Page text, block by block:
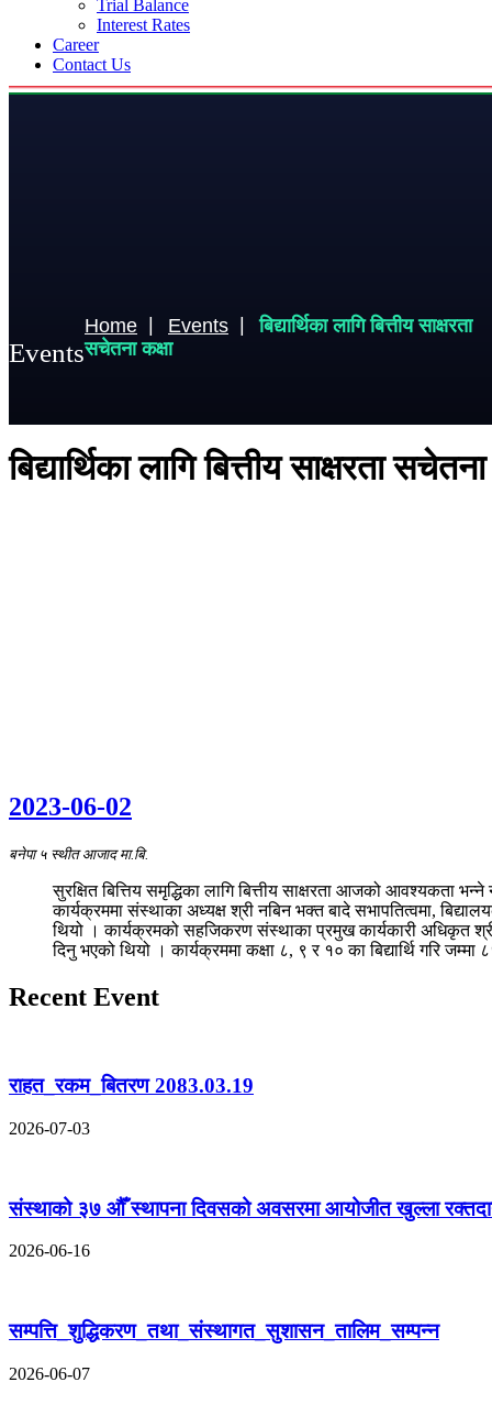
Trial Balance
Interest Rates
Career
Contact Us
Events
Home Events
बिद्यार्थिका लागि बित्तीय साक्षरता
सचेतना कक्षा
बिद्यार्थिका लागि बित्तीय साक्षरता
2023-06-02
बनेपा ५ स्थीत आजाद मा.बि.
सुरक्षित बित्तिय समृद्धिका लागि बित्तीय साक्षरता आजको आवश्यकता
कार्यक्रममा संस्थाका अध्यक्ष श्री नबिन भक्त बादे सभापतित्वमा,
थियो । कार्यक्रमको सहजिकरण संस्थाका प्रमुख कार्यकारी अधिकृत श्री
दिनु भएको थियो । कार्यक्रममा कक्षा ८, ९ र १० का बिद्यार्थि गरि जम्मा
Recent Event
राहत_रकम_बितरण 2083.03.19
2026-07-03
संस्थाको ३७ औँ स्थापना दिवसको अवसरमा आयोजीत खुल्ला
2026-06-16
सम्पत्ति_शुद्धिकरण_तथा_संस्थागत_सुशासन_तालिम_सम्पन्न
2026-06-07